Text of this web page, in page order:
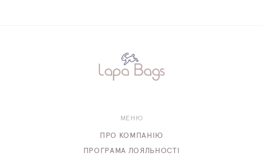
МЕНЮ
ПРО КОМПАНІЮ
ПРОГРАМА ЛОЯЛЬНОСТІ